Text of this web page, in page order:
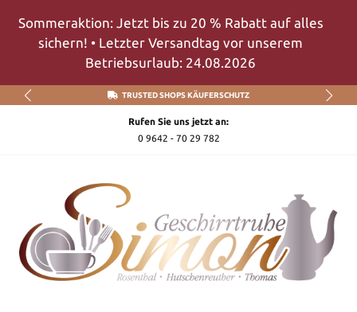
Zum Hauptinhalt springen
Sommeraktion: Jetzt bis zu 20 % Rabatt auf alles
sichern! • Letzter Versandtag vor unserem
Betriebsurlaub: 24.08.2026
TRUSTED SHOPS KÄUFERSCHUTZ
Rufen Sie uns jetzt an:
0 9642 - 70 29 782